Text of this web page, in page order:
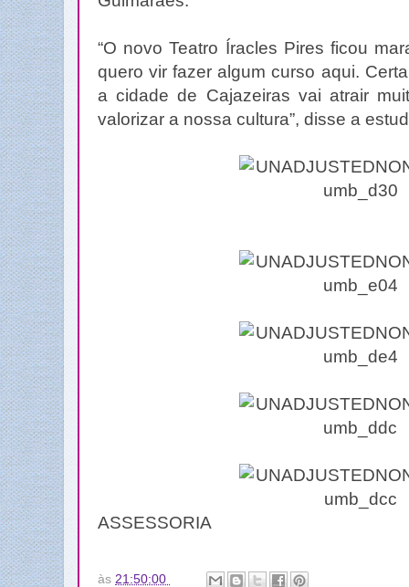
“O novo Teatro Íracles Pires ficou
quero vir fazer algum curso aqui.
a cidade de Cajazeiras vai atrair
valorizar a nossa cultura”, disse a
ASSESSORIA
às 21:50:00